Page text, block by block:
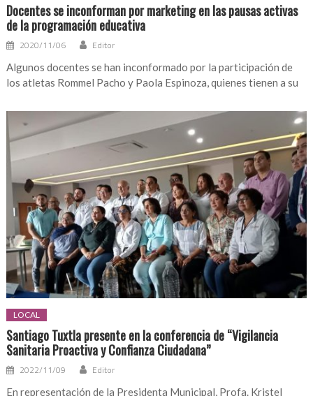
Docentes se inconforman por marketing en las pausas activas
de la programación educativa
2020/11/06 Editor
Algunos docentes se han inconformado por la participación de
los atletas Rommel Pacho y Paola Espinoza, quienes tienen a su
LOCAL
Santiago Tuxtla presente en la conferencia de “Vigilancia
Sanitaria Proactiva y Confianza Ciudadana”
2022/11/09 Editor
En representación de la Presidenta Municipal, Profa. Kristel